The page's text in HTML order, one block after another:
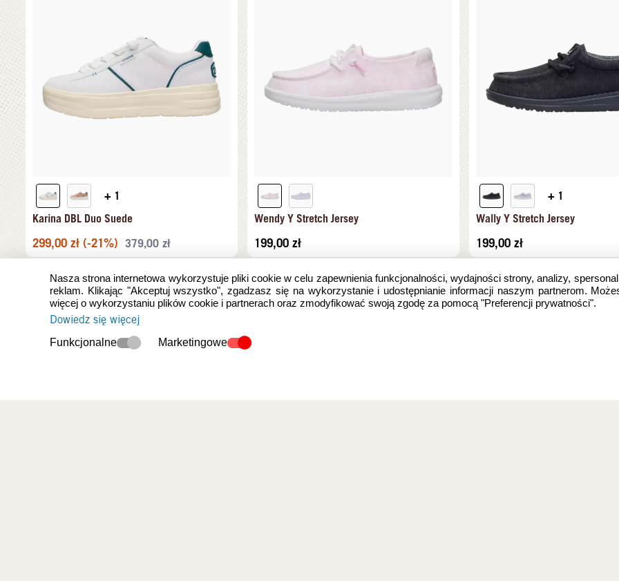
+ 1
Karina DBL Duo Suede
299,00 zł (-21%) 379,00 zł
Wendy Y Stretch Jersey
199,00 zł
+ 1
Wally Y Stretch Jersey
199,00 zł
Nasza strona internetowa wykorzystuje pliki cookie w celu zapewnienia funkcjonalności, wydajności strony, analizy,
reklam. Klikając "Akceptuj wszystko", zgadzasz się na wykorzystanie i udostępnianie informacji naszym partnerom.
więcej o wykorzystaniu plików cookie i partnerach oraz zmodyfikować swoją zgodę za pomocą "Preferencji prywatności".
Dowiedz się więcej
Funkcjonalne Marketingowe